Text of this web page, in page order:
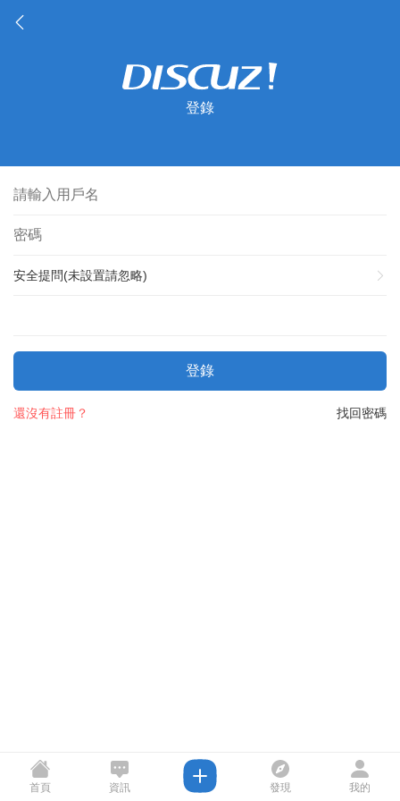
登錄
安全提問(未設置請忽略)
登錄
找回密碼
還沒有註冊？
首頁 資訊 發現 我的